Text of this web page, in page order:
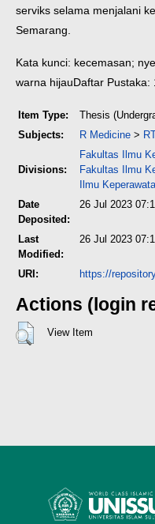
serviks selama menjalani
Semarang.
Kata kunci: kecemasan;
warna hijauDaftar Pustaka:
Item Type:
Thesis
Subjects:
R Medicine >
Divisions:
Fakultas Ilmu
Fakultas Ilmu
Ilmu
Date
Deposited:
26 Jul 2023
Last
Modified:
26 Jul 2023
URI: https://
Actions (login
View Item